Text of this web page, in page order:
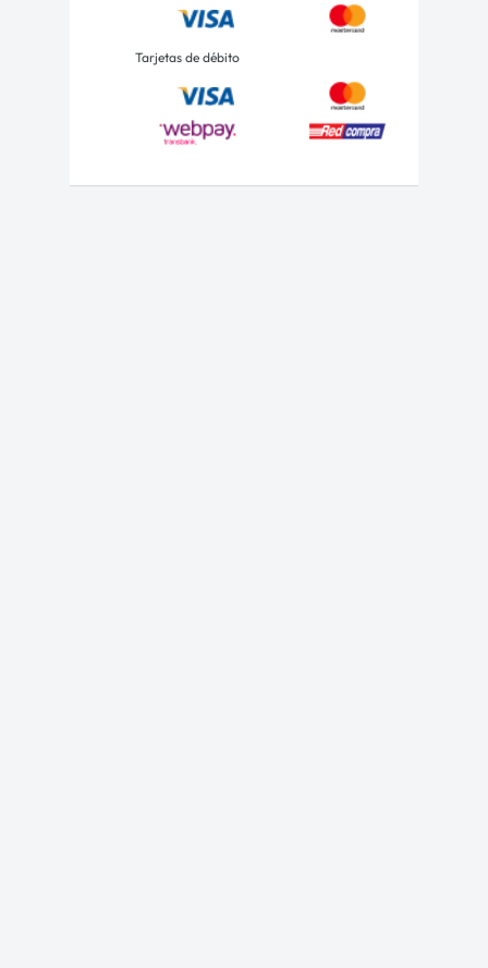
Tarjetas de débito